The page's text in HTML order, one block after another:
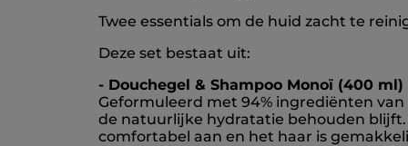
Twee essentials om de huid zacht te
Deze set bestaat uit:
- Douchegel & Shampoo Monoï (400 ml)
Geformuleerd met 94% ingrediënten
de natuurlijke hydratatie behouden blijft.
comfortabel aan en het haar is